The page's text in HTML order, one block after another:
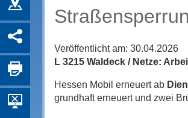
Veröffentlicht am: 30.04.2026
L 3215 Waldeck / Netze:
Hessen Mobil erneuert ab
grundhaft erneuert und zwei